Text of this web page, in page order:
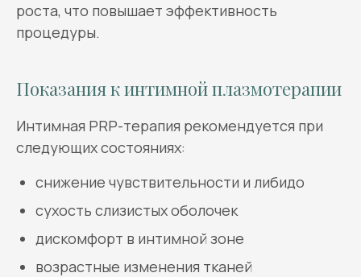
роста, что повышает эффективность
процедуры.
Показания к интимной плазмотерапии
Интимная PRP-терапия рекомендуется при
следующих состояниях:
снижение чувствительности и либидо
сухость слизистых оболочек
дискомфорт в интимной зоне
возрастные изменения тканей